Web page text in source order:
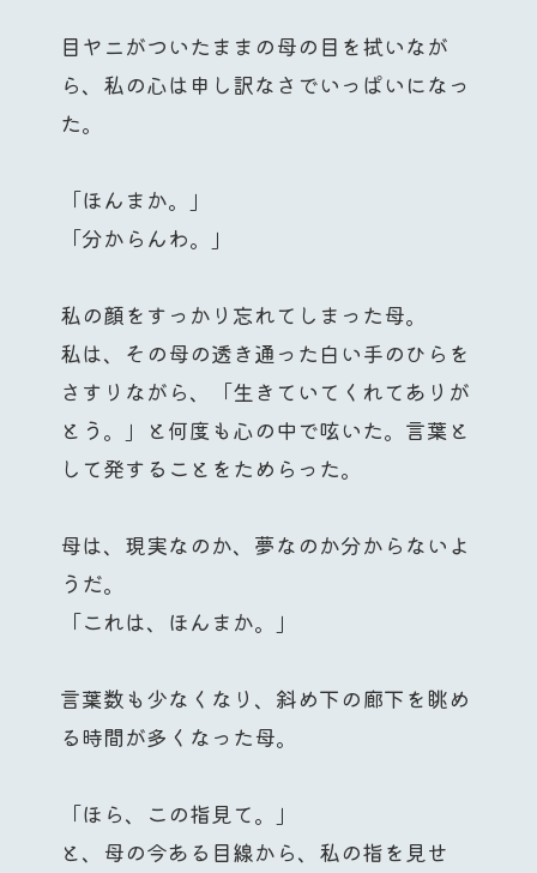
目ヤニがついたままの母の目を拭いなが
ら、私の心は申し訳なさでいっぱいになっ
た。
「ほんまか。」
「分からんわ。」
私の顔をすっかり忘れてしまった母。
私は、その母の透き通った白い手のひらを
さすりながら、「生きていてくれてありが
とう。」と何度も心の中で呟いた。言葉と
して発することをためらった。
母は、現実なのか、夢なのか分からないよ
うだ。
「これは、ほんまか。」
言葉数も少なくなり、斜め下の廊下を眺め
る時間が多くなった母。
「ほら、この指見て。」
と、母の今ある目線から、私の指を見せ